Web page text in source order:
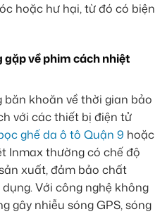
hoặc hư hại, từ đó có biện
về phim cách nhiệt
khoăn về thời gian bảo
với các thiết bị điện tử
ghế da ô tô Quận 9 hoặc
Inmax thường có chế độ
xuất, đảm bảo chất
Với công nghệ không
gây nhiễu sóng GPS, sóng